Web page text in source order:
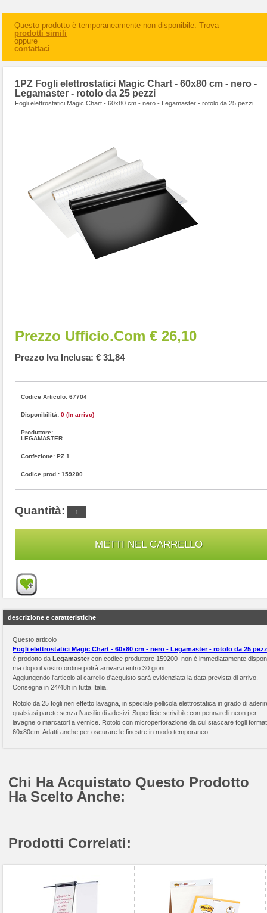
Questo prodotto è temporaneamente non disponibile. Trova
prodotti simili
oppure
contattaci
1PZ Fogli elettrostatici Magic Chart - 60x80 cm - nero -
Legamaster - rotolo da 25 pezzi
Fogli elettrostatici Magic Chart - 60x80 cm - nero - Legamaster - rotolo da 25 pezzi
Prezzo Ufficio.com € 26,10
Prezzo Iva Inclusa: € 31,84
Codice Articolo: 67704
Disponibilità: 0 (In arrivo)
Produttore:
LEGAMASTER
Confezione: PZ 1
Codice prod.: 159200
Quantità:
descrizione e caratteristiche
Questo articolo
Fogli elettrostatici Magic Chart - 60x80 cm - nero - Legamaster - rotolo da 25
è prodotto da Legamaster con codice produttore 159200 non è immediatamente
ma dopo il vostro ordine potrà arrivarvi entro 30 gioni.
Aggiungendo l'articolo al carrello d'acquisto sarà evidenziata la data prevista di arrivo.
Consegna in 24/48h in tutta Italia.
Rotolo da 25 fogli neri effetto lavagna, in speciale pellicola elettrostatica in grado di
qualsiasi parete senza l\ausilio di adesivi. Superficie scrivibile con pennarelli neon per
lavagne o marcatori a vernice. Rotolo con microperforazione da cui staccare fogli
60x80cm. Adatti anche per oscurare le finestre in modo temporaneo.
Chi Ha Acquistato Questo Prodotto
Ha Scelto Anche:
Prodotti Correlati: